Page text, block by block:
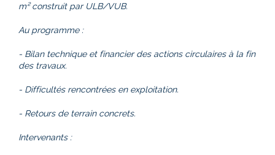
m² construit par ULB/VUB.
Au programme :
- Bilan technique et financier des actions circulaires à la fin
des travaux.
- Difficultés rencontrées en exploitation.
- Retours de terrain concrets.
Intervenants :